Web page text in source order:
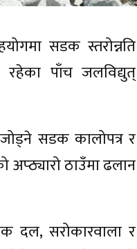
सडक स्तरोन्नति
रहेका पाँच जलविद्युत्
सडक कालोपत्र र
अप्ठ्यारो ठाउँमा ढलान
दल, सरोकारवाला र